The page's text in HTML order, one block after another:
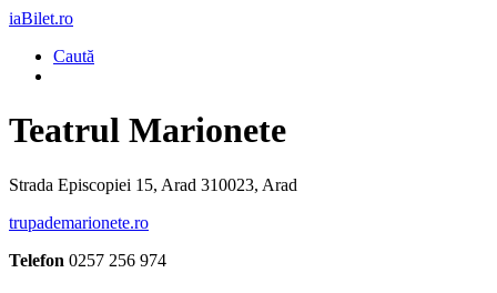
iaBilet.ro
Caută
Teatrul Marionete
Strada Episcopiei 15, Arad 310023, Arad
trupademarionete.ro
Telefon 0257 256 974